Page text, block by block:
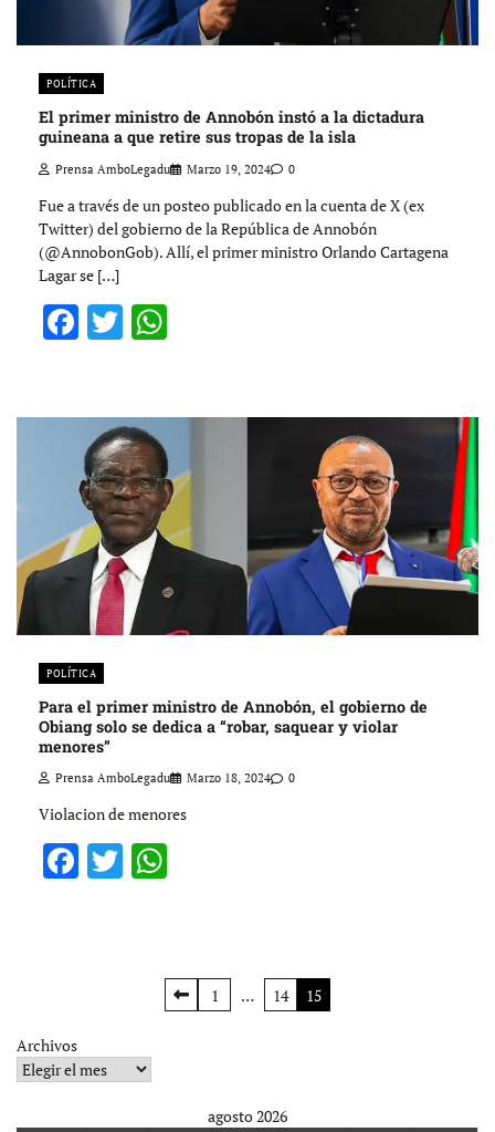
POLÍTICA
El primer ministro de Annobón instó a la dictadura
guineana a que retire sus tropas de la isla
Prensa AmboLegadu Marzo 19, 2024 0
Fue a través de un posteo publicado en la cuenta de X (ex
Twitter) del gobierno de la República de Annobón
(@AnnobonGob). Allí, el primer ministro Orlando Cartagena
Lagar se […]
Facebook
Twitter
POLÍTICA
Para el primer ministro de Annobón, el gobierno de
Obiang solo se dedica a “robar, saquear y violar
menores”
Prensa AmboLegadu Marzo 18, 2024 0
Violacion de menores
Facebook
Twitter
entradas
1 … 14 15
Archivos
agosto 2026